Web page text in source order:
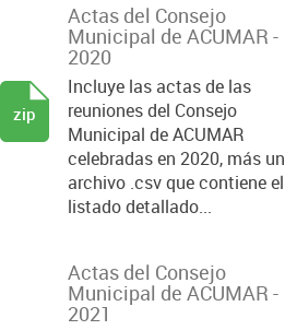
Actas del Consejo
Municipal de ACUMAR -
2020
Incluye las actas de las
reuniones del Consejo
Municipal de ACUMAR
celebradas en 2020, más un
archivo .csv que contiene el
listado detallado...
zip
Actas del Consejo
Municipal de ACUMAR -
2021